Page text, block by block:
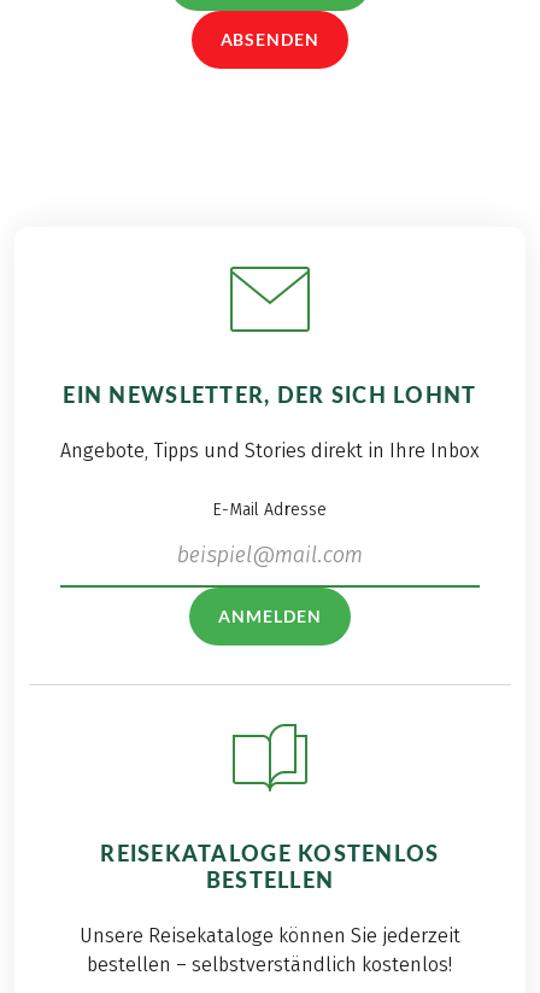
ABSENDEN
EIN NEWSLETTER, DER SICH LOHNT
Angebote, Tipps und Stories direkt in Ihre Inbox
E-Mail Adresse
ANMELDEN
REISEKATALOGE KOSTENLOS
BESTELLEN
Unsere Reisekataloge können Sie jederzeit
bestellen – selbstverständlich kostenlos!